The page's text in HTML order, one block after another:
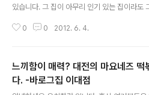
있습니다. 그 집이 아무리 인기 있는 집이라도
보고서야... 5년여전 부터 인기 있던 이 곳이 ..
0 0 2012. 6. 4.
느끼함이 매력? 대전의 마요네즈 떡
다. -바로그집 이대점